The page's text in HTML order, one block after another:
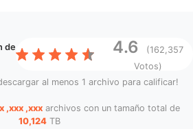
de
4.6
(162,357
Votos)
al menos 1 archivo para calificar!
,xxx ,xxx archivos con un tamaño total de
10,124TB